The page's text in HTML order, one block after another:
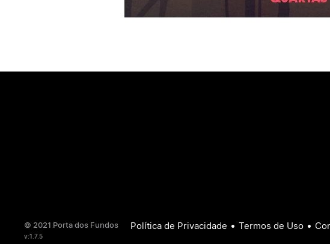
© 2021 Porta dos Fundos
v:1.7.5
Política de Privacidade • Termos de Uso •